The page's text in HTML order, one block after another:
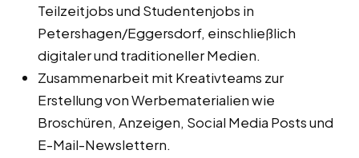
Teilzeitjobs und Studentenjobs in
Petershagen/Eggersdorf, einschließlich
digitaler und traditioneller Medien.
Zusammenarbeit mit Kreativteams zur
Erstellung von Werbematerialien wie
Broschüren, Anzeigen, Social Media Posts und
E-Mail-Newslettern.